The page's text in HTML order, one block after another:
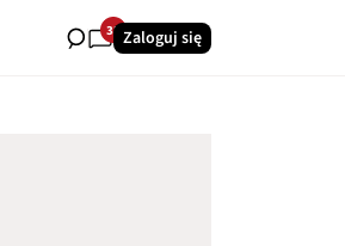
32Zaloguj się